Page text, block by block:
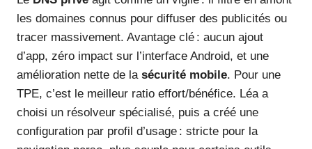
les domaines connus pour diffuser des publicités ou
tracer massivement. Avantage clé : aucun ajout
d’app, zéro impact sur l’interface Android, et une
amélioration nette de la sécurité mobile. Pour une
TPE, c’est le meilleur ratio effort/bénéfice. Léa a
choisi un résolveur spécialisé, puis a créé une
configuration par profil d’usage : stricte pour la